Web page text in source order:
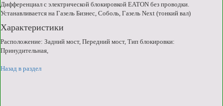
Дифференциал с электрической блокировкой EATON без проводки.
Устанавливается на Газель Бизнес, Соболь, Газель Next (тонкий вал)
Характеристики
Расположение: Задний мост, Передний мост, Тип блокировки:
Принудительная,
Назад в раздел